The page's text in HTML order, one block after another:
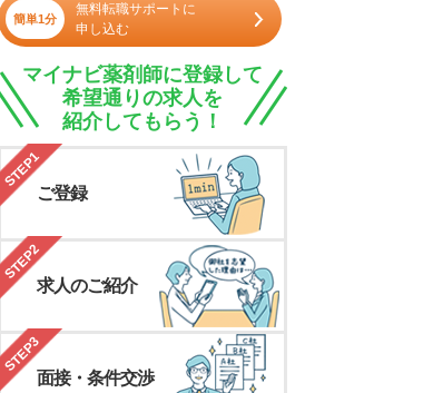
簡単1分
無料転職サポートに
申し込む
マイナビ薬剤師に登録して
希望通りの求人を
紹介してもらう！
STEP1
ご登録
STEP2
求人のご紹介
STEP3
面接・条件交渉